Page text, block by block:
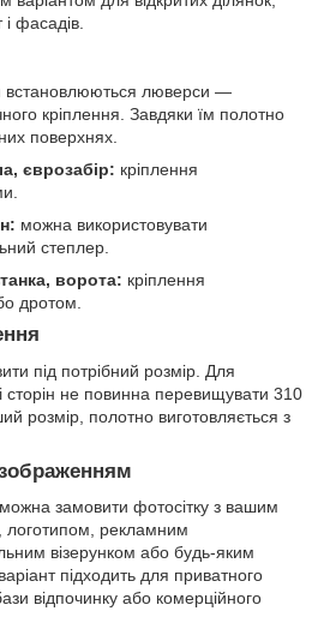
фасадів.
встановлюються люверси —
кріплення. Завдяки їм полотно
поверхнях.
єврозабір: кріплення
можна використовувати
степлер.
ворота: кріплення
дротом.
під потрібний розмір. Для
сторін не повинна перевищувати 310
розмір, полотно виготовляється з
замовити фотосітку з вашим
рекламним
візерунком або будь-яким
підходить для приватного
відпочинку або комерційного